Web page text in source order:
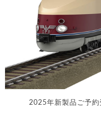
2025年新製品ご予